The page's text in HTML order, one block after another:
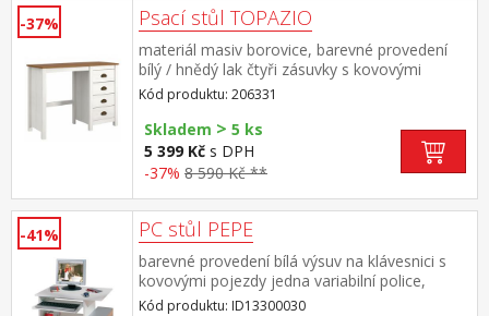
-37% Psací stůl TOPAZIO
materiál masiv borovice, barevné provedení
bílý / hnědý lak čtyři zásuvky s kovovými
úchytkami a pojezdy
Kód produktu: 206331
Skladem > 5 ks
5 399 Kč s DPH
-37% 8 590 Kč **
-41% PC stůl PEPE
barevné provedení bílá výsuv na klávesnici s
kovovými pojezdy jedna variabilní police,
pojízdný na kolečkách (bez dekorací)
Kód produktu: ID13300030